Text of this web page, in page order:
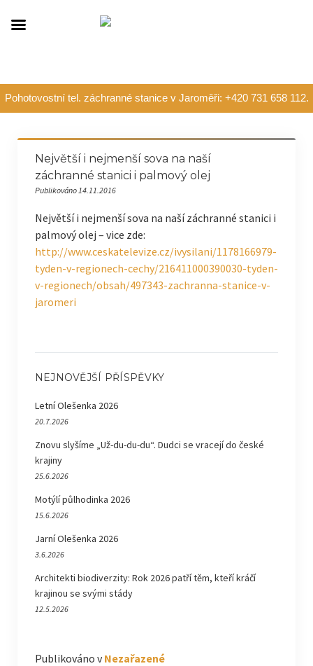
Pohotovostní tel. záchranné stanice v Jaroměři: +420 731 658 112.
Největší i nejmenší sova na naší
záchranné stanici i palmový olej
Publikováno 14.11.2016
Největší i nejmenší sova na naší záchranné stanici i
palmový olej – vice zde:
http://www.ceskatelevize.cz/ivysilani/1178166979-
tyden-v-regionech-cechy/216411000390030-tyden-
v-regionech/obsah/497343-zachranna-stanice-v-
jaromeri
NEJNOVĚJŠÍ PŘÍSPĚVKY
Letní Olešenka 2026
20.7.2026
Znovu slyšíme „Už-du-du-du“. Dudci se vracejí do české
krajiny
25.6.2026
Motýlí půlhodinka 2026
15.6.2026
Jarní Olešenka 2026
3.6.2026
Architekti biodiverzity: Rok 2026 patří těm, kteří kráčí
krajinou se svými stády
12.5.2026
Publikováno v Nezařazené